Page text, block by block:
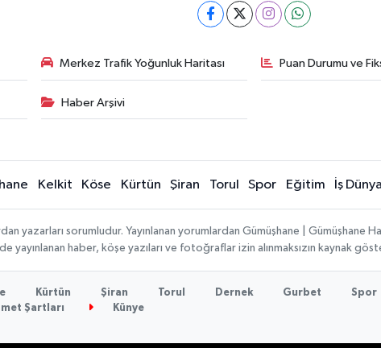
Merkez Trafik Yoğunluk Haritası Puan Durumu ve
Haber Arşivi
Kelkit Köse Kürtün Şiran Torul Spor Eğitim İş
yazarları sorumludur. Yayınlanan yorumlardan Gümüşhane |
yayınlanan haber, köşe yazıları ve fotoğraflar izin alınmaksızın kaynak
Kürtün Şiran Torul Dernek Gurbet Spor
Şartları Künye